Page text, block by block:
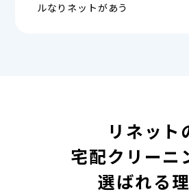
ルなりネットがあう
リネット
宅配クリーニ
選ばれる